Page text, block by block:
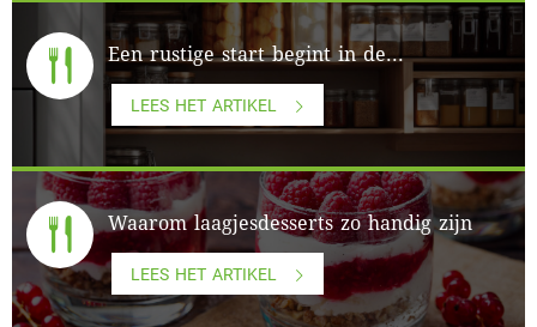
Een rustige start begint in de...
LEES HET ARTIKEL
Waarom laagjesdesserts zo handig zijn
LEES HET ARTIKEL